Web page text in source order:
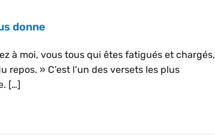
donne
à moi, vous tous qui êtes fatigués et chargés,
repos. » C’est l’un des versets les plus
[…]